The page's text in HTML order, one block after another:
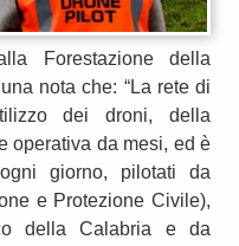
Forestazione della
nota che: “La rete di
dei droni, della
operativa da mesi, ed è
giorno, pilotati da
e Protezione Civile),
della Calabria e da